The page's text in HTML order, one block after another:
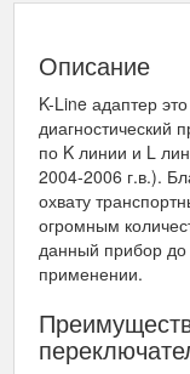
Описание
K-Line адаптер
диагностический
по K линии и L
2004-2006 г.в.).
охвату
огромным
данный прибор до
применении.